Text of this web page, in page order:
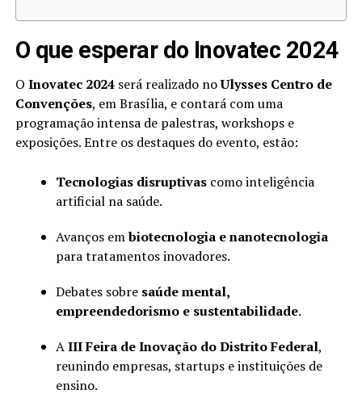
O que esperar do Inovatec 2024
O Inovatec 2024será realizado noUlysses Centro de
Convenções, em Brasília, e contará com uma
programação intensa de palestras, workshops e
exposições. Entre os destaques do evento, estão:
Tecnologias disruptivascomo inteligência
artificial na saúde.
Avanços embiotecnologia e nanotecnologia
para tratamentos inovadores.
Debates sobre saúde mental,
empreendedorismo e sustentabilidade.
AIII Feira de Inovação do Distrito Federal,
reunindo empresas, startups e instituições de
ensino.